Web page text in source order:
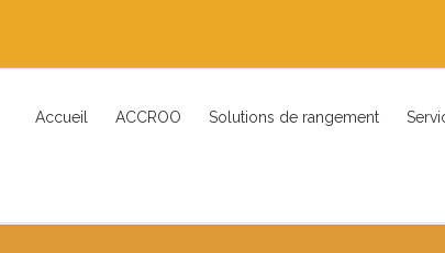
Accueil ACCROO Solutions de rangement